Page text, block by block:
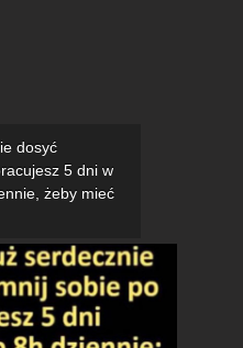
dosyć
5 dni w
żeby mieć